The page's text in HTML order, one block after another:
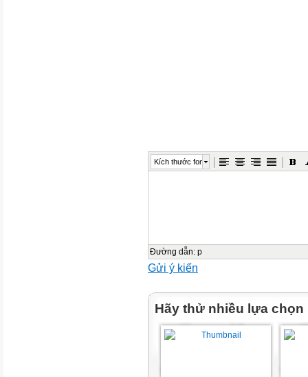
giúp ta tính tổng và trung bình
giá trị trên.
Bài 8. CÔNG CỤ HỖ TRỢ
1. Hàm trong bảng tính:
Kích thước font
Đường dẫn: p
Gửi ý kiến
Hãy thử nhiều lựa chọn